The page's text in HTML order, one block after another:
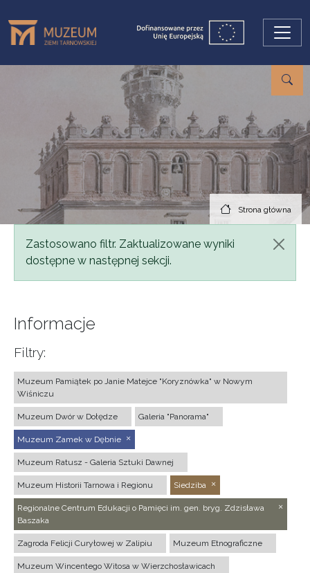
Strona główna
Komunikat
Zastosowano filtr. Zaktualizowane wyniki
dostępne w następnej sekcji.
Informacje
Filtry:
Muzeum Pamiątek po Janie Matejce "Koryznówka" w Nowym
Wiśniczu
Muzeum Dwór w Dołędze Galeria "Panorama"
Muzeum Zamek w Dębnie
Muzeum Ratusz - Galeria Sztuki Dawnej
Muzeum Historii Tarnowa i Regionu Siedziba
Regionalne Centrum Edukacji o Pamięci im. gen. bryg. Zdzisława
Baszaka
Zagroda Felicji Curyłowej w Zalipiu Muzeum Etnograficzne
Muzeum Wincentego Witosa w Wierzchosławicach